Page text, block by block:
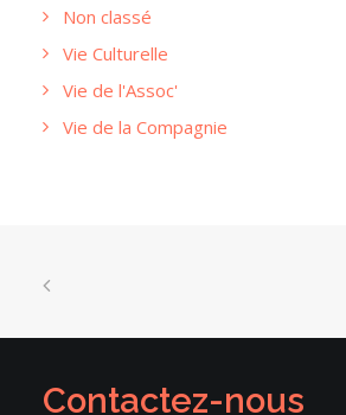
Non classé
Vie Culturelle
Vie de l'Assoc'
Vie de la Compagnie
Contactez-nous